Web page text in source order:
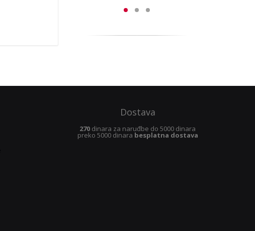
Dostava
270 dinara za naruđbe do 5000 dinara
preko 5000 dinara besplatna dostava